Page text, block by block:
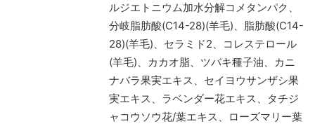
ルジエトニウム加水分解コメタンパク、
分岐脂肪酸(C14-28)(羊毛)、脂肪酸(C14-
28)(羊毛)、セラミド2、コレステロール
(羊毛)、カカオ脂、ツバキ種子油、カニ
ナバラ果実エキス、セイヨウサンザシ果
実エキス、ラベンダー花エキス、タチジ
ャコウソウ花/葉エキス、ローズマリー葉